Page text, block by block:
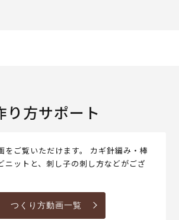
り方サポート
をご覧いただけます。 カギ針編み・棒
ニットと、刺し子の刺し方などがござ
つくり方動画一覧